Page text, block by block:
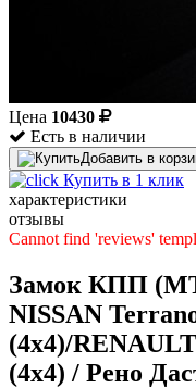
Цена 10430
Есть в наличии
Добавить в
Купить в 1 клик
характеристики
отзывы
Cannot find 'reviews'
Замок КПП
NISSAN
(4x4)/
(4x4) / Рено